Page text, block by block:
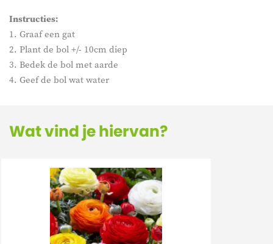
Wat vind je hiervan?
Instructies:
1. Graaf een gat
2. Plant de bol +/- 10cm diep
3. Bedek de bol met aarde
4. Geef de bol wat water